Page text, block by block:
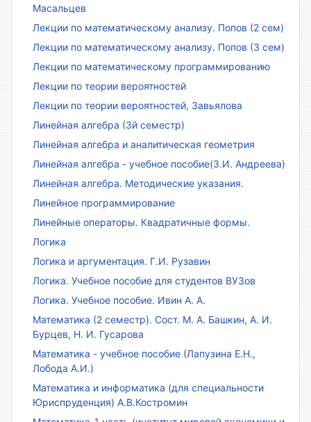
Масальцев
Лекции по математическому анализу. Попов (2 сем)
Лекции по математическому анализу. Попов (3 сем)
Лекции по математическому программированию
Лекции по теории вероятностей
Лекции по теории вероятностей, Завьялова
Линейная алгебра (3й семестр)
Линейная алгебра и аналитическая геометрия
Линейная алгебра - учебное пособие(З.И. Андреева)
Линейная алгебра. Методические указания.
Линейное программирование
Линейные операторы. Квадратичные формы.
Логика
Логика и аргументация. Г.И. Рузавин
Логика. Учебное пособие для студентов ВУЗов
Логика. Учебное пособие. Ивин А. А.
Математика (2 семестр). Сост. М. А. Башкин, А. И.
Бурцев, Н. И. Гусарова
Математика - учебное пособие (Лапузина Е.Н.,
Лобода А.И.)
Математика и информатика (для специальности
Юриспруденция) А.В.Костромин